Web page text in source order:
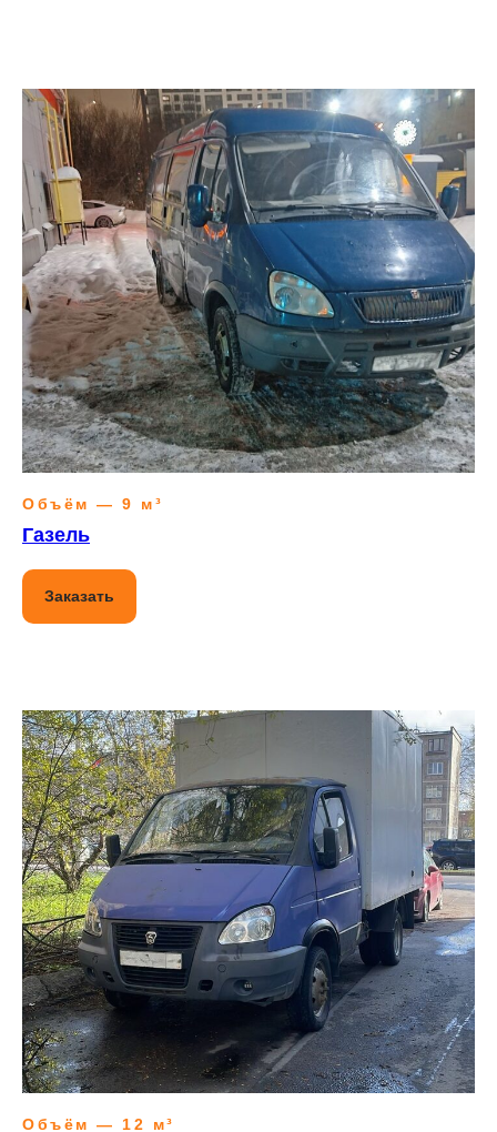
Объём — 9 м³
Газель
Заказать
Объём — 12 м³